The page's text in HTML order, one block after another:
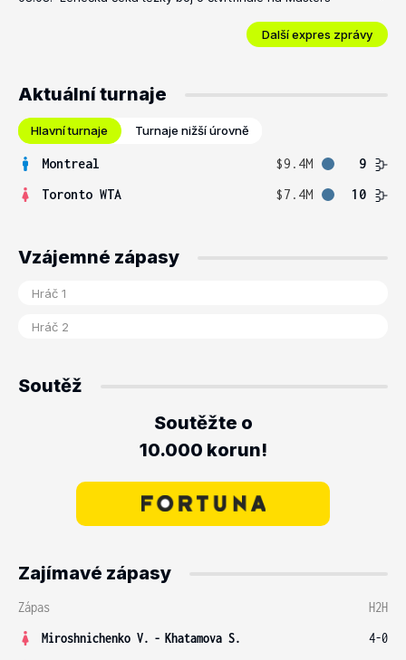
Další expres zprávy
Aktuální turnaje
Hlavní turnaje Turnaje nižší úrovně
Montreal $9.4M
9
Toronto WTA
$7.4M 10
Vzájemné zápasy
Soutěž
Soutěžte o
10.000 korun!
Zajímavé zápasy
Zápas
H2H
Miroshnichenko V. - Khatamova S.
4-0